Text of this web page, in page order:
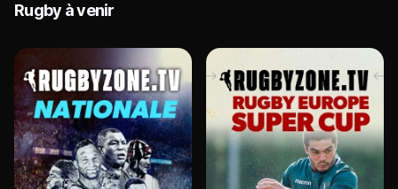
Rugby à venir